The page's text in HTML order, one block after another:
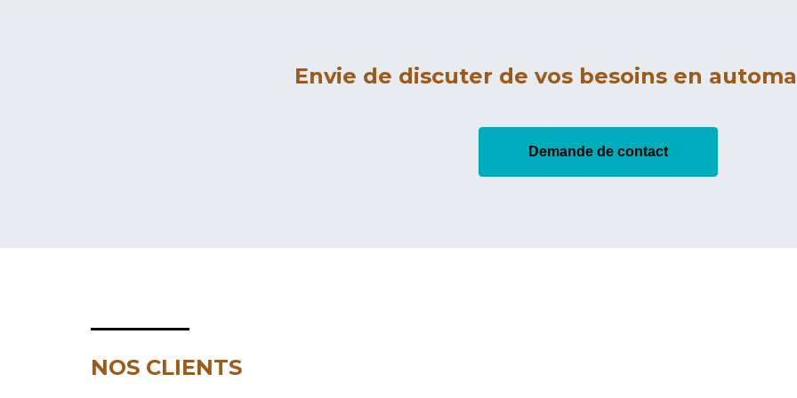
Envie de discuter de vos besoins en
Demande de contact
NOS CLIENTS